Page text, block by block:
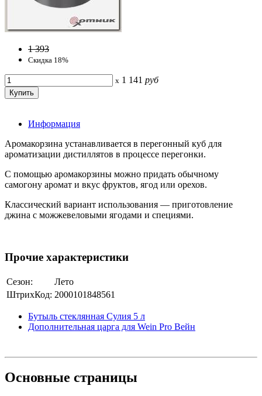
1 393
Скидка 18%
x 1 141 руб
Информация
Аромакорзина устанавливается в перегонный куб для
ароматизации дистиллятов в процессе перегонки.
С помощью аромакорзины можно придать обычному
самогону аромат и вкус фруктов, ягод или орехов.
Классический вариант использования — приготовление
джина с можжевеловыми ягодами и специями.
Прочие характеристики
Сезон:
Лето
ШтрихКод: 2000101848561
Бутыль стеклянная Сулия 5 л
Дополнительная царга для Wein Pro Вейн
Основные страницы